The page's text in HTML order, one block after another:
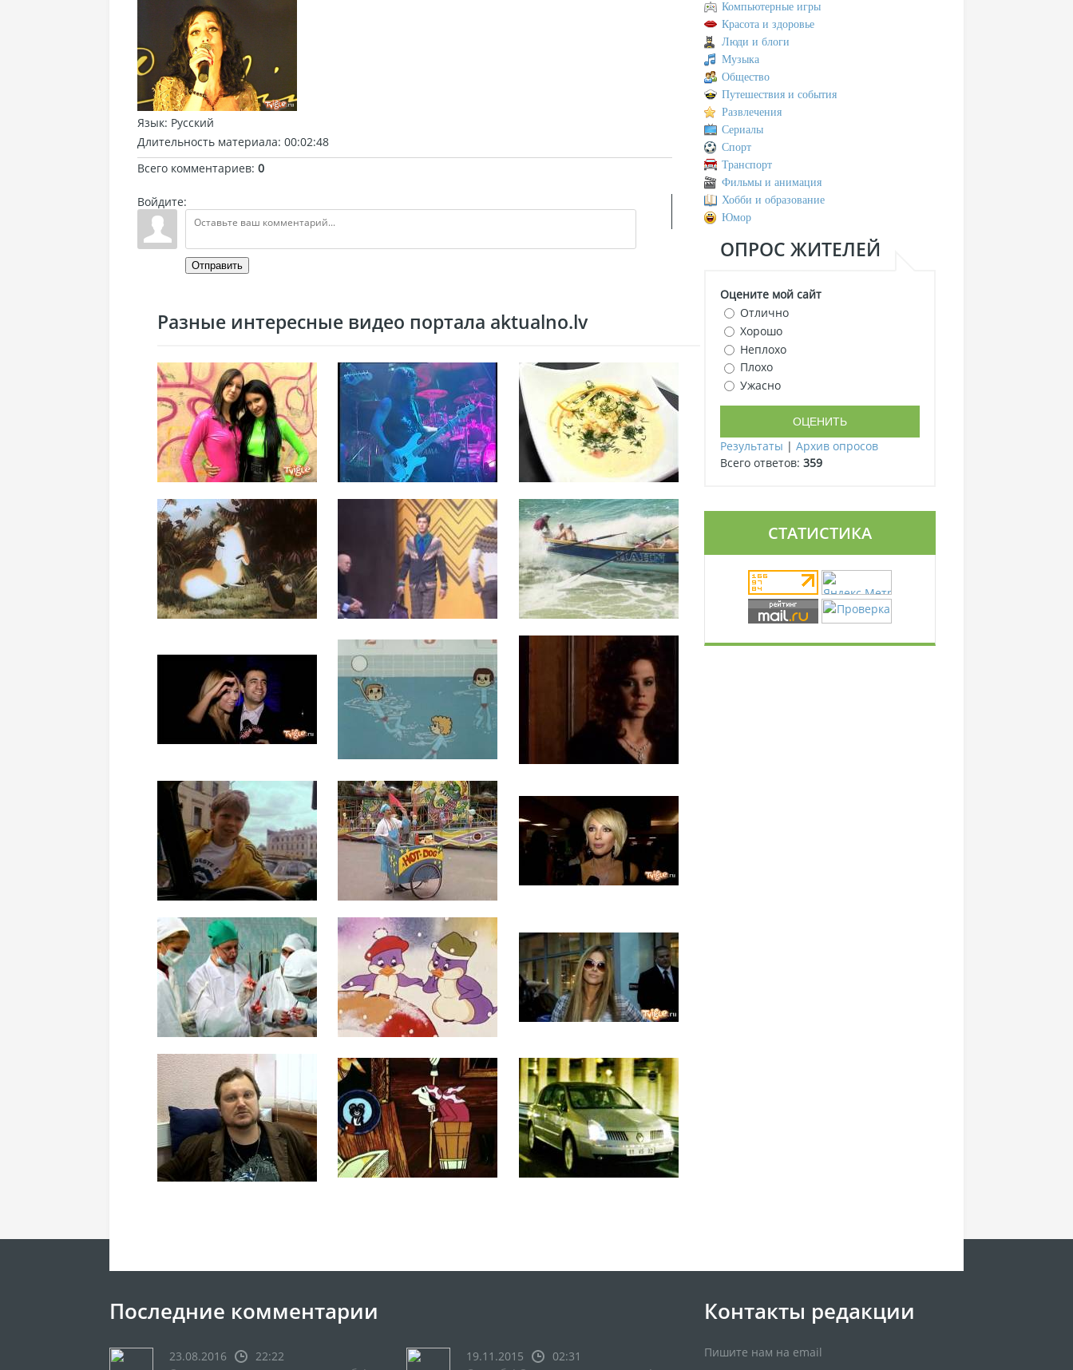
Язык: Русский
Длительность материала: 00:02:48
Всего комментариев: 0
Войдите:
Отправить
Разные интересные видео портала aktualno.lv
Компьютерные игры
Красота и здоровье
Люди и блоги
Музыка
Общество
Путешествия и события
Развлечения
Сериалы
Спорт
Транспорт
Фильмы и анимация
Хобби и образование
Юмор
ОПРОС ЖИТЕЛЕЙ
Оцените мой сайт
Отлично
Хорошо
Неплохо
Плохо
Ужасно
Результаты | Архив опросов
Всего ответов: 359
СТАТИСТИКА
Последние комментарии
23.08.2016
22:22
19.11.2015
02:31
Контакты редакции
Пишите нам на email